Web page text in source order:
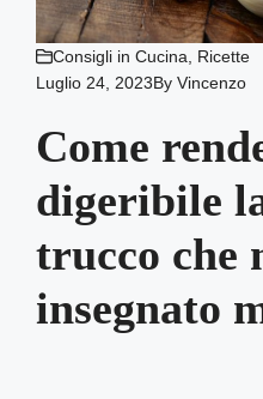
Consigli in Cucina
Ricette
Luglio 24, 2023ByVincenzo
Come
digeribile
trucco che
insegnato